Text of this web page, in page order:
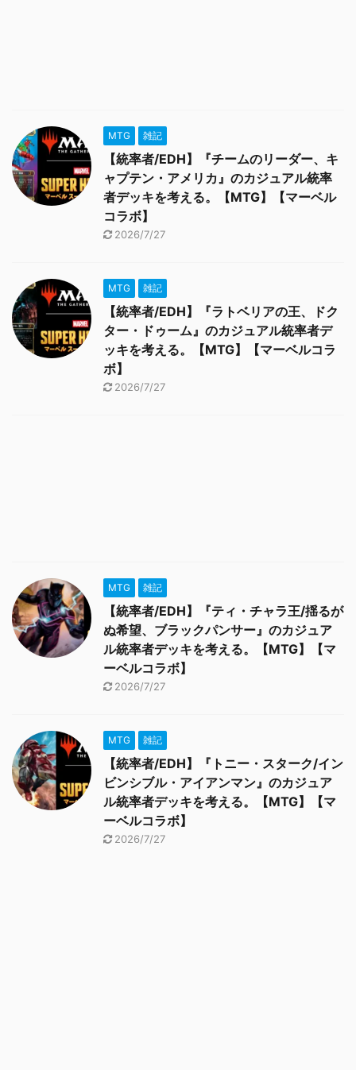
MTG 雑記
【統率者/EDH】『チームのリーダー、キ
ャプテン・アメリカ』のカジュアル統率
者デッキを考える。【MTG】【マーベル
コラボ】
2026/7/27
MTG 雑記
【統率者/EDH】『ラトベリアの王、ドク
ター・ドゥーム』のカジュアル統率者デ
ッキを考える。【MTG】【マーベルコラ
ボ】
2026/7/27
MTG 雑記
【統率者/EDH】『ティ・チャラ王/揺るが
ぬ希望、ブラックパンサー』のカジュア
ル統率者デッキを考える。【MTG】【マ
ーベルコラボ】
2026/7/27
MTG 雑記
【統率者/EDH】『トニー・スターク/イン
ビンシブル・アイアンマン』のカジュア
ル統率者デッキを考える。【MTG】【マ
ーベルコラボ】
2026/7/27